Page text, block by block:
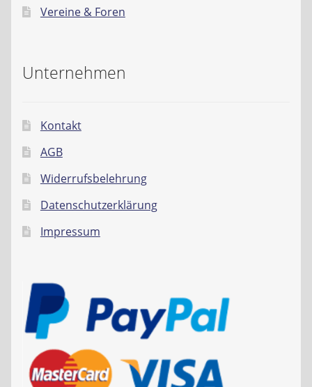
Vereine & Foren
Unternehmen
Kontakt
AGB
Widerrufsbelehrung
Datenschutzerklärung
Impressum